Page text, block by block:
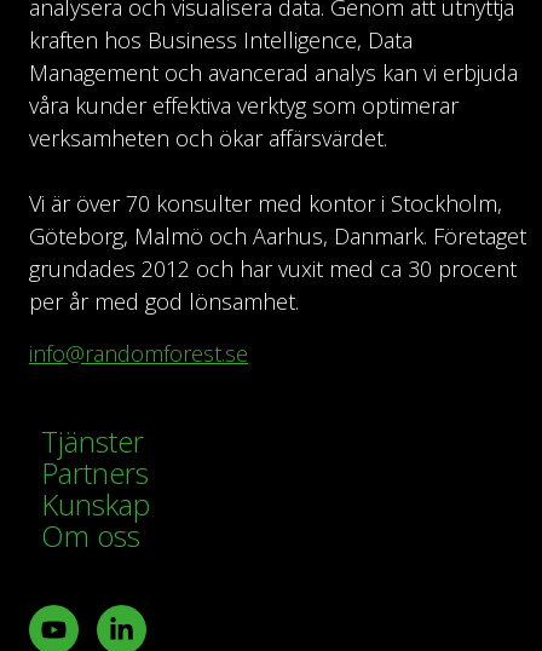
analysera och visualisera data. Genom att utnyttja
kraften hos Business Intelligence, Data
Management och avancerad analys kan vi erbjuda
våra kunder effektiva verktyg som optimerar
verksamheten och ökar affärsvärdet.
Vi är över 70 konsulter med kontor i Stockholm,
Göteborg, Malmö och Aarhus, Danmark. Företaget
grundades 2012 och har vuxit med ca 30 procent
per år med god lönsamhet.
info@randomforest.se
Tjänster
Partners
Kunskap
Om oss
YoutubeLinkedIn